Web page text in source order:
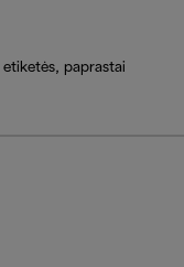
paprastai